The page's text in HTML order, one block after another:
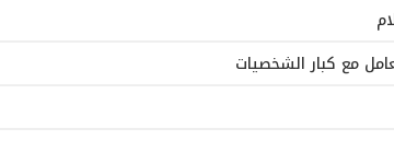
مع كبار الشخصيات